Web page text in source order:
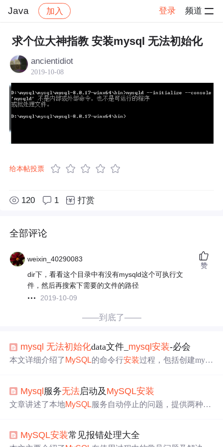
Java 加入 登录 频道
社区 Java 帖子详情
求个位大神指教 安装mysql 无法初始化
ancientidiot
2019-10-08
给本帖投票
120 1 打赏
全部评论
weixin_40290083
dir下，看看这个目录中有没有mysqld这个可执行文
件，然后再搜索下需要的文件的路径
2019-10-09
赞
——到底了——
mysql 无法初始化data文件_ mysql安装-必会
本文详细介绍了 MySQL的命令行安装过程，包括创建my.in
录创建失败和已存在服务等问题，提供了解决方案，帮助
读者顺利安装MySQL。
Mysql服务无法启动及 MySQL安装
文章讲述了本地MySQL服务自动停止的问题，提供两种解
L的安装步骤，包括下载、解压、配置环境变量和启动服务
MySQL安装常见报错处理大全